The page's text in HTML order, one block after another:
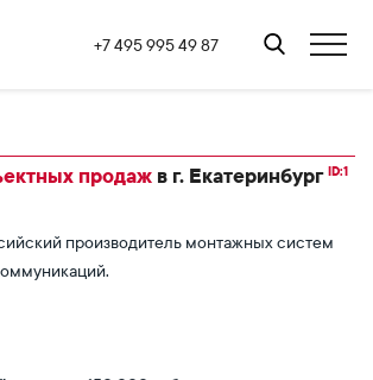
+7 495 995 49 87
продаж в г. Екатеринбург ID:1
производитель монтажных систем